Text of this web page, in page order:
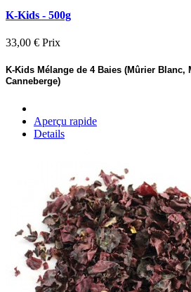
K-Kids - 500g
33,00 € Prix
K-Kids Mélange de 4 Baies (Mûrier Blanc,
Canneberge)
Aperçu rapide
Details